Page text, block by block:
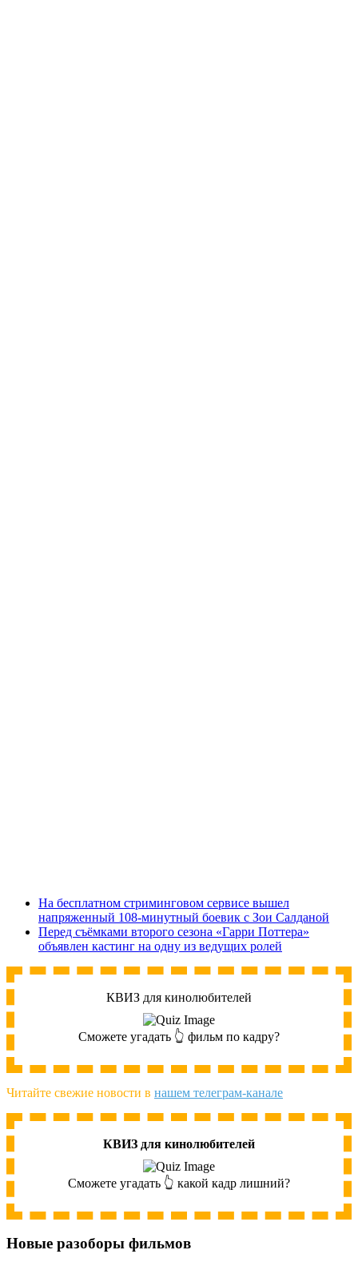
На бесплатном стриминговом сервисе вышел
напряженный 108-минутный боевик с Зои Салданой
Перед съёмками второго сезона «Гарри Поттера»
объявлен кастинг на одну из ведущих ролей
КВИЗ для кинолюбителей
Сможете угадать 👆 фильм по кадру?
Читайте свежие новости в нашем телеграм-канале
КВИЗ для кинолюбителей
Сможете угадать 👆 какой кадр лишний?
Новые разоборы фильмов